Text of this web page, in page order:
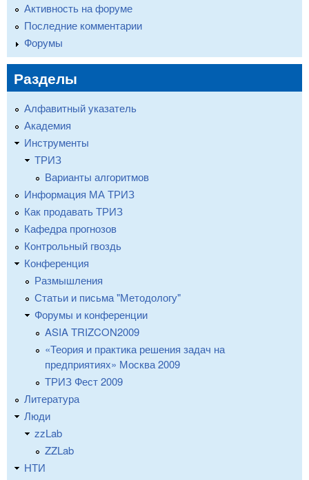
Активность на форуме
Последние комментарии
Форумы
Разделы
Алфавитный указатель
Академия
Инструменты
ТРИЗ
Варианты алгоритмов
Информация МА ТРИЗ
Как продавать ТРИЗ
Кафедра прогнозов
Контрольный гвоздь
Конференция
Размышления
Статьи и письма "Методологу"
Форумы и конференции
ASIA TRIZCON2009
«Теория и практика решения задач на
предприятиях» Москва 2009
ТРИЗ Фест 2009
Литература
Люди
zzLab
ZZLab
НТИ